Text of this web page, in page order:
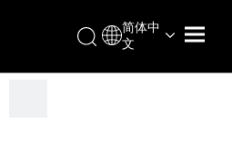
简体中
文